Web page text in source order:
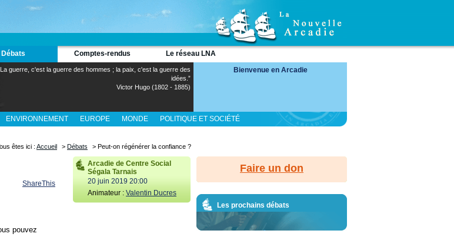
Débats Comptes-rendus Le réseau LNA
guerre, c'est la guerre des hommes ; la paix, c'est la guerre des
idées.”
Victor Hugo (1802 - 1885)
Bienvenue en Arcadie
ENVIRONNEMENT EUROPE MONDE
POLITIQUE ET SOCIÉTÉ
êtes ici : Accueil > Débats > Peut-on régénérer la confiance ?
ShareThis
pouvez
Arcadie de Centre Social
Ségala Tarnais
20 juin 2019 20:00
Animateur : Valentin Ducres
Faire un don
Les prochains débats